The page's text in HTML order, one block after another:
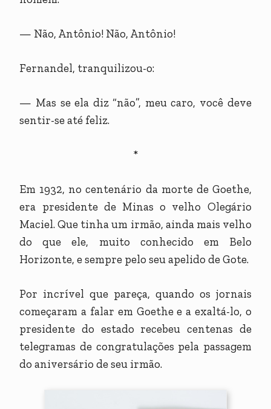
— Não, Antônio! Não, Antônio!
Fernandel, tranquilizou-o:
— Mas se ela diz “não”, meu caro, você deve
sentir-se até feliz.
*
Em 1932, no centenário da morte de Goethe,
era presidente de Minas o velho Olegário
Maciel. Que tinha um irmão, ainda mais velho
do que ele, muito conhecido em Belo
Horizonte, e sempre pelo seu apelido de Gote.
Por incrível que pareça, quando os jornais
começaram a falar em Goethe e a exaltá-lo, o
presidente do estado recebeu centenas de
telegramas de congratulações pela passagem
do aniversário de seu irmão.